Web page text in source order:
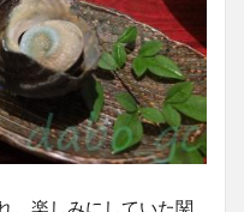
。楽しみにしていた関